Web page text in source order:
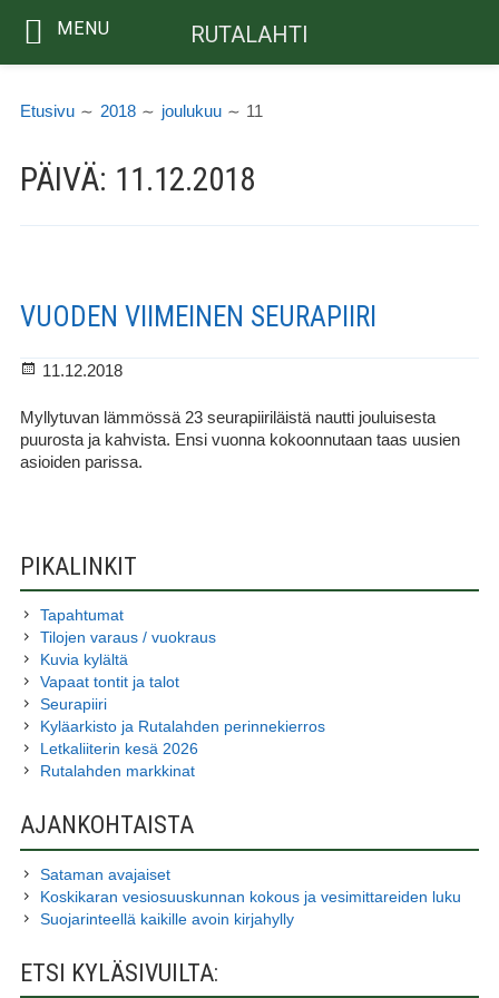
sisältöön
Etusivu 2018 joulukuu 11
PÄIVÄ: 11.12.2018
VUODEN VIIMEINEN SEURAPIIRI
Julkaistu
11.12.2018
Myllytuvan lämmössä 23 seurapiiriläistä nautti jouluisesta
puurosta ja kahvista. Ensi vuonna kokoonnutaan taas uusien
asioiden parissa.
SIVUPALKKI
PIKALINKIT
Tapahtumat
Tilojen varaus / vuokraus
Kuvia kylältä
Vapaat tontit ja talot
Seurapiiri
Kyläarkisto ja Rutalahden perinnekierros
Letkaliiterin kesä 2026
Rutalahden markkinat
AJANKOHTAISTA
Sataman avajaiset
Koskikaran vesiosuuskunnan kokous ja vesimittareiden luku
Suojarinteellä kaikille avoin kirjahylly
ETSI KYLÄSIVUILTA:
MENU RUTALAHTI